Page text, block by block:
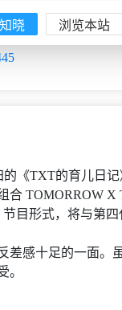
《TXT的育儿日记
TOMORROW X
目形式，将与第
感十足的一面。
。
晓 浏览本站